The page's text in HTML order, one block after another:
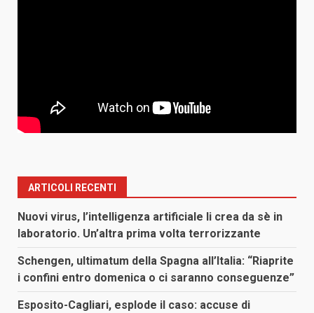
ARTICOLI RECENTI
Nuovi virus, l’intelligenza artificiale li crea da sè in
laboratorio. Un’altra prima volta terrorizzante
Schengen, ultimatum della Spagna all’Italia: “Riaprite
i confini entro domenica o ci saranno conseguenze”
Esposito-Cagliari, esplode il caso: accuse di